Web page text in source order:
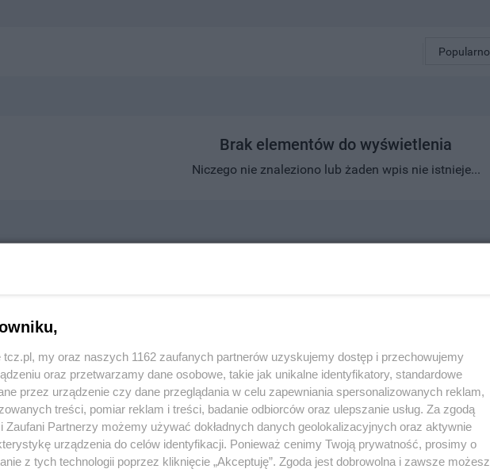
Brak elementów do wyświetlenia
Niczego nie znaleziono lub żaden wpis nie istnieje...
tcz.pl, my oraz naszych 1162 zaufanych partnerów uzyskujemy dostęp i przechowujemy
oraz przetwarzamy dane osobowe, takie jak unikalne identyfikatory, standardowe
przez urządzenie czy dane przeglądania w celu zapewniania spersonalizowanych reklam,
treści, pomiar reklam i treści, badanie odbiorców oraz ulepszanie usług. Za zgodą
Zaufani Partnerzy możemy używać dokładnych danych geolokalizacyjnych oraz aktywnie
urządzenia do celów identyfikacji. Ponieważ cenimy Twoją prywatność, prosimy o
z tych technologii poprzez kliknięcie „Akceptuję”. Zgoda jest dobrowolna i zawsze możesz